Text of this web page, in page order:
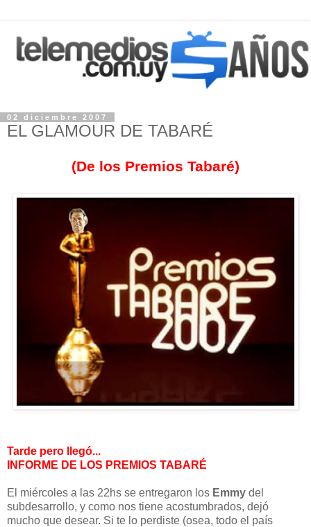
02 diciembre 2007
EL GLAMOUR DE TABARÉ
(De los Premios Tabaré)
Tarde pero llegó...
INFORME DE LOS PREMIOS TABARÉ
El miércoles a las 22hs se entregaron los Emmy del
subdesarrollo, y como nos tiene acostumbrados, dejó
mucho que desear. Si te lo perdiste (osea, todo el país